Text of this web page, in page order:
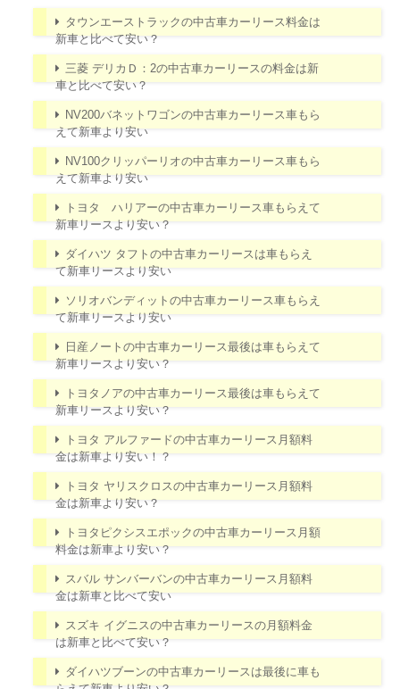
タウンエーストラックの中古車カーリース料金は
新車と比べて安い？
三菱 デリカＤ：2の中古車カーリースの料金は新
車と比べて安い？
NV200バネットワゴンの中古車カーリース車もら
えて新車より安い
NV100クリッパーリオの中古車カーリース車もら
えて新車より安い
トヨタ ハリアーの中古車カーリース車もらえて
新車リースより安い？
ダイハツ タフトの中古車カーリースは車もらえ
て新車リースより安い
ソリオバンディットの中古車カーリース車もらえ
て新車リースより安い
日産ノートの中古車カーリース最後は車もらえて
新車リースより安い？
トヨタノアの中古車カーリース最後は車もらえて
新車リースより安い？
トヨタ アルファードの中古車カーリース月額料
金は新車より安い！？
トヨタ ヤリスクロスの中古車カーリース月額料
金は新車より安い？
トヨタピクシスエポックの中古車カーリース月額
料金は新車より安い？
スバル サンバーバンの中古車カーリース月額料
金は新車と比べて安い
スズキ イグニスの中古車カーリースの月額料金
は新車と比べて安い？
ダイハツブーンの中古車カーリースは最後に車も